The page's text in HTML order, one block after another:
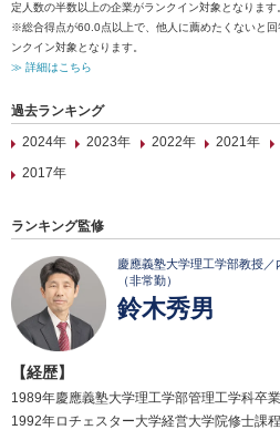
定人数の半数以上の企業がランクイン対象となります
※総合得点が60.0点以上で、他人に薦めたくないと
ンクイン対象となります。
≫ 詳細はこちら
過去ランキング
2024年
2023年 2022年 2021年
2017年
ランキング監修
慶應義塾大学理工学部教授
（非常勤）
鈴木秀男
【経歴】
1989年慶應義塾大学理工学部管理工学科卒業
1992年ロチェスター大学経営大学院修士課程